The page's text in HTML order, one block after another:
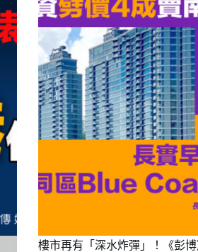
樓市再有「深水炸彈」！《彭